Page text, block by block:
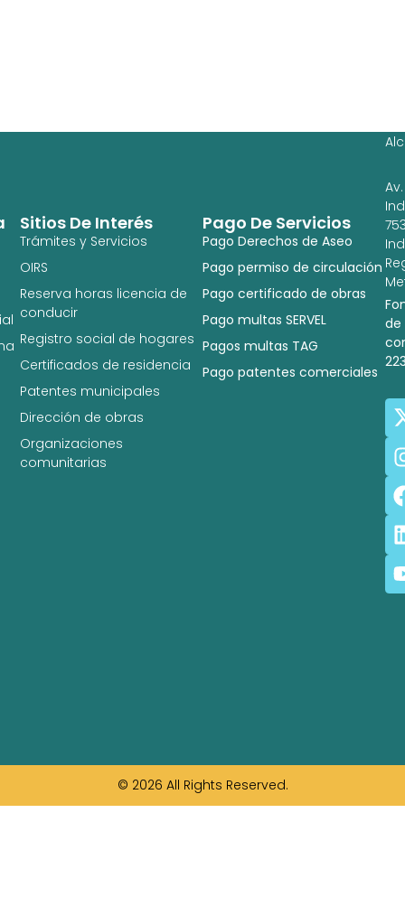
Pago De Servicios
Pago Derechos de Aseo
Pago permiso de circulación
Pago certificado de obras
Pago multas SERVEL
Pagos multas TAG
Pago patentes comerciales
Sitios De Interés
Trámites y Servicios
OIRS
Reserva horas licencia de
conducir
Registro social de hogares
Certificados de residencia
Patentes municipales
Dirección de obras
Organizaciones
comunitarias
Av.
de
© 2026 All Rights Reserved.